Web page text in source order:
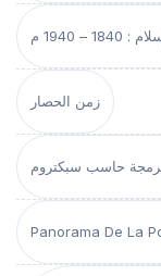
– 1940 م
زمن الحصار
Panorama De La